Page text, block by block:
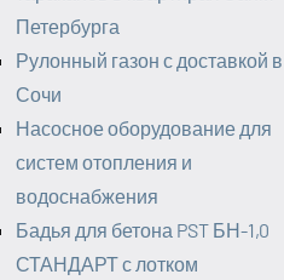
Петербурга
Рулонный газон с доставкой в
Сочи
Насосное оборудование для
систем отопления и
водоснабжения
Бадья для бетона PST БН-1,0
СТАНДАРТ с лотком